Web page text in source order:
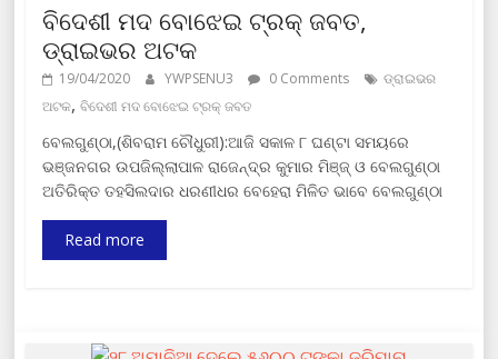
ବିଦେଶୀ ମଦ ବୋଝେଇ ଟ୍ରକ୍ ଜବତ,
ଡ୍ରାଇଭର ଅଟକ
19/04/2020 YWPSENU3 0 Comments
ଡ୍ରାଇଭର
ଅଟକ,ବିଦେଶୀ ମଦ ବୋଝେଇ ଟ୍ରକ୍ ଜବତ
ବେଲଗୁଣ୍ଠା,(ଶିବରାମ ଚୌଧୁରୀ):ଆଜି ସକାଳ ୮ ଘଣ୍ଟା ସମୟରେ
ଭଞ୍ଜନଗର ଉପଜିଲ୍ଲାପାଳ ରାଜେନ୍ଦ୍ର କୁମାର ମିଞ୍ଜ୍ ଓ ବେଲଗୁଣ୍ଠା
ଅତିରିକ୍ତ ତହସିଲଦାର ଧରଣୀଧର ବେହେରା ମିଳିତ ଭାବେ ବେଲଗୁଣ୍ଠା
Read more